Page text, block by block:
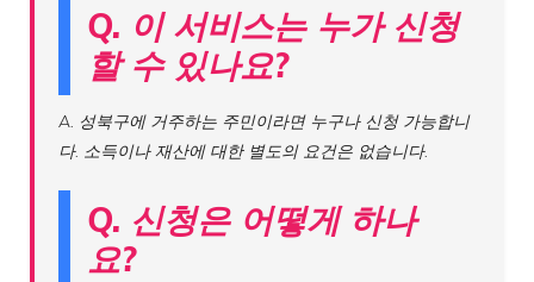
Q. 이 서비스는 누가 신청
할 수 있나요?
A. 성북구에 거주하는 주민이라면 누구나 신청 가능합니
다. 소득이나 재산에 대한 별도의 요건은 없습니다.
Q. 신청은 어떻게 하나
요?